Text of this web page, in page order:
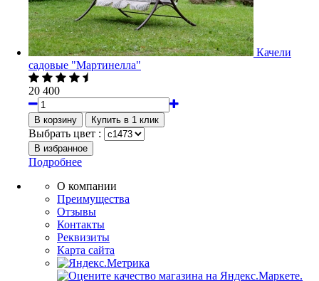
Качели
садовые "Мартинелла"
20 400
Выбрать цвет :
Подробнее
О компании
Преимущества
Отзывы
Контакты
Реквизиты
Карта сайта